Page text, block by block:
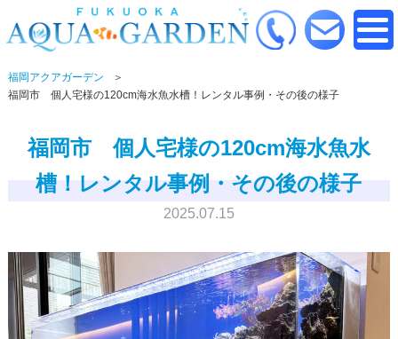
福岡アクアガーデン
福岡市 個人宅様の120cm海水魚水槽！レンタル事例・その後の様子
福岡市 個人宅様の120cm海水魚水
槽！レンタル事例・その後の様子
2025.07.15